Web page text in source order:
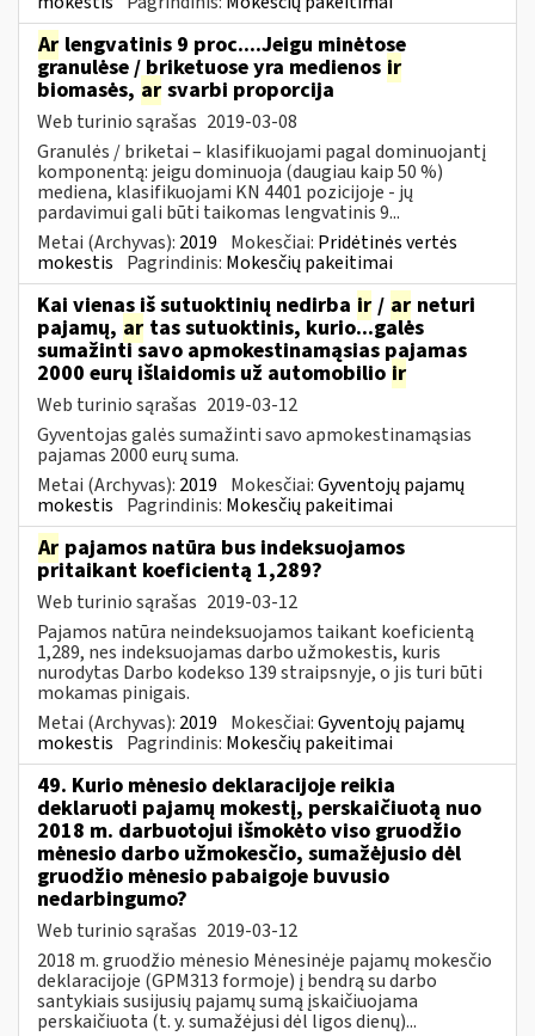
Ar lengvatinis 9 proc....Jeigu minėtose
granulėse / briketuose yra medienos ir
biomasės, ar svarbi proporcija
Web turinio sąrašas 2019-03-08
Granulės / briketai – klasifikuojami pagal dominuojantį
komponentą: jeigu dominuoja (daugiau kaip 50 %)
mediena, klasifikuojami KN 4401 pozicijoje - jų
pardavimui gali būti taikomas lengvatinis 9...
Metai (Archyvas): 2019 Mokesčiai: Pridėtinės vertės
mokestis Pagrindinis: Mokesčių pakeitimai
Kai vienas iš sutuoktinių nedirba ir / ar neturi
pajamų, ar tas sutuoktinis, kurio...galės
sumažinti savo apmokestinamąsias pajamas
2000 eurų išlaidomis už automobilio ir
Web turinio sąrašas 2019-03-12
Gyventojas galės sumažinti savo apmokestinamąsias
pajamas 2000 eurų suma.
Metai (Archyvas): 2019 Mokesčiai:Gyventojų pajamų
mokestis Pagrindinis: Mokesčių pakeitimai
Ar pajamos natūra bus indeksuojamos
pritaikant koeficientą 1,289?
Web turinio sąrašas 2019-03-12
Pajamos natūra neindeksuojamos taikant koeficientą
1,289, nes indeksuojamas darbo užmokestis, kuris
nurodytas Darbo kodekso 139 straipsnyje, o jis turi būti
mokamas pinigais.
Metai (Archyvas): 2019 Mokesčiai:Gyventojų pajamų
mokestis Pagrindinis: Mokesčių pakeitimai
49. Kurio mėnesio deklaracijoje reikia
deklaruoti pajamų mokestį, perskaičiuotą nuo
2018 m. darbuotojui išmokėto viso gruodžio
mėnesio darbo užmokesčio, sumažėjusio dėl
gruodžio mėnesio pabaigoje buvusio
nedarbingumo?
Web turinio sąrašas 2019-03-12
2018 m. gruodžio mėnesio Mėnesinėje pajamų mokesčio
deklaracijoje (GPM313 formoje) į bendrą su darbo
santykiais susijusių pajamų sumą įskaičiuojama
perskaičiuota (t. y. sumažėjusi dėl ligos dienų)...